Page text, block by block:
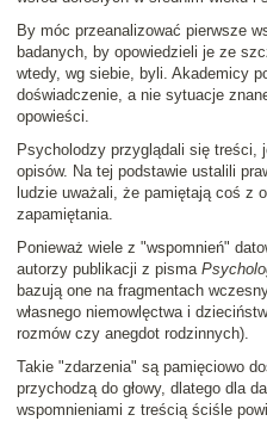
By móc przeanalizować pierwsze
badanych, by opowiedzieli je ze
wtedy, wg siebie, byli. Akademicy
doświadczenie, a nie sytuacje
opowieści.
Psycholodzy przyglądali się treści,
opisów. Na tej podstawie ustalili
ludzie uważali, że pamiętają coś z
zapamiętania.
Ponieważ wiele z "wspomnień"
autorzy publikacji z pisma
bazują one na fragmentach
własnego niemowlęctwa i
rozmów czy anegdot rodzinnych).
Takie "zdarzenia" są pamięciowo
przychodzą do głowy, dlatego dla
wspomnieniami z treścią ściśle